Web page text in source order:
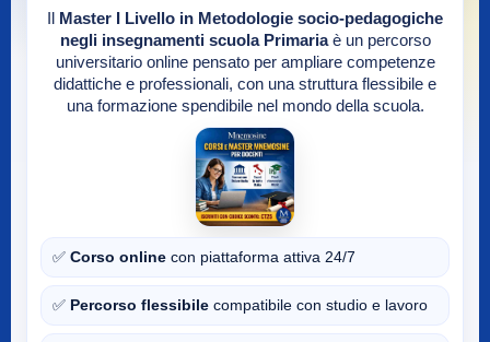
Master I Livello in Metodologie socio-pedagogiche
negli insegnamenti scuola Primariaè un percorso
universitario online pensato per ampliare competenze
didattiche e professionali, con una struttura flessibile e
una formazione spendibile nel mondo della scuola.
✅ Corso online con piattaforma attiva 24/7
✅ Percorso flessibile compatibile con studio e lavoro